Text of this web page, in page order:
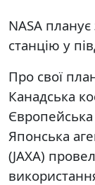
NASA
станцію у
Про свої
Канадська
Європейська
Японська
(JAXA)